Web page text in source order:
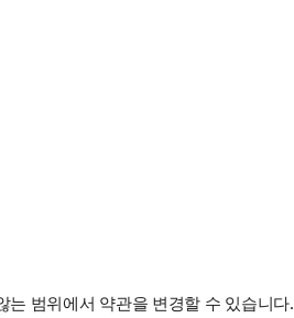
범위에서 약관을 변경할 수 있습니다.